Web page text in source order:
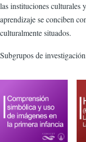
las instituciones culturales
aprendizaje se conciben
culturalmente situados.
Subgrupos de